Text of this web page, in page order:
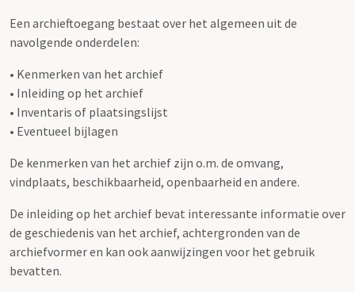
Een archieftoegang bestaat over het algemeen uit de
navolgende onderdelen:
• Kenmerken van het archief
• Inleiding op het archief
• Inventaris of plaatsingslijst
• Eventueel bijlagen
De kenmerken van het archief zijn o.m. de omvang,
vindplaats, beschikbaarheid, openbaarheid en andere.
De inleiding op het archief bevat interessante informatie over
de geschiedenis van het archief, achtergronden van de
archiefvormer en kan ook aanwijzingen voor het gebruik
bevatten.